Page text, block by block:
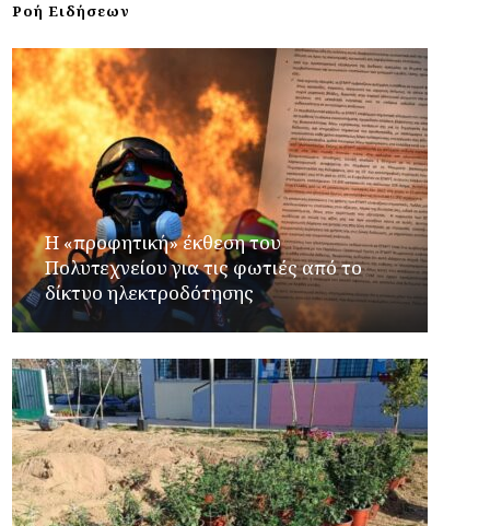
Ροή Ειδήσεων
Η «προφητική» έκθεση του
Πολυτεχνείου για τις φωτιές από το
δίκτυο ηλεκτροδότησης